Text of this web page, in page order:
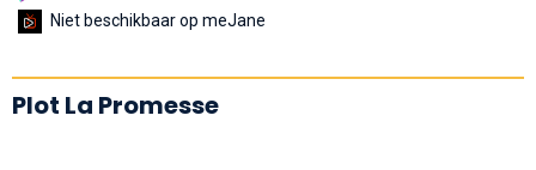
Niet beschikbaar op meJane
Plot La Promesse